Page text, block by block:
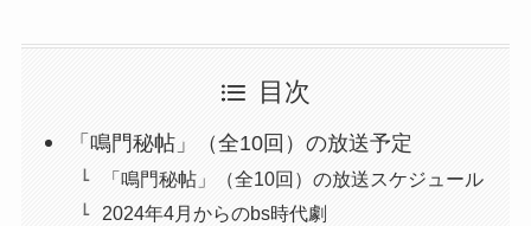
目次
「鳴門秘帖」（全10回）の放送予定
「鳴門秘帖」（全10回）の放送スケジュール
2024年4月からのbs時代劇